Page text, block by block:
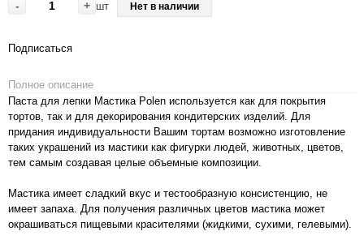
- + шт Нет в наличии
Подписаться
Полное описание
Паста для лепки Мастика Polen используется как для покрытия
тортов, так и для декорирования кондитерских изделий. Для
придания индивидуальности Вашим тортам возможно изготовление
таких украшений из мастики как фигурки людей, животных, цветов,
тем самым создавая целые объемные композиции.
Мастика имеет сладкий вкус и тестообразную консистенцию, не
имеет запаха. Для получения различных цветов мастика может
окрашиваться пищевыми красителями (жидкими, сухими, гелевыми).